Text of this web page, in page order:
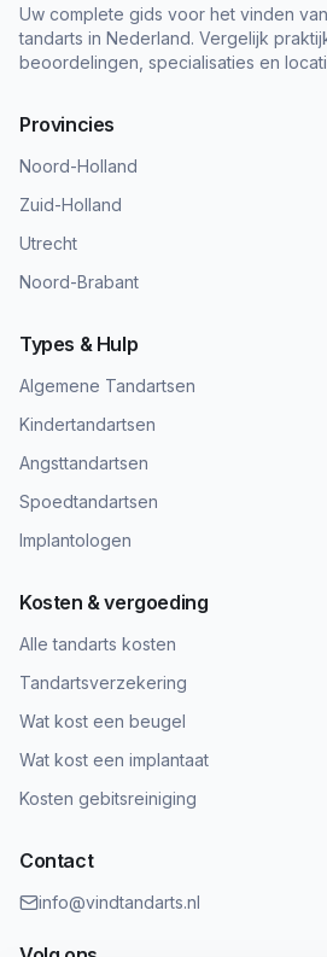
Uw complete gids voor het vinden
tandarts in Nederland. Vergelijk
beoordelingen, specialisaties en
Provincies
Noord-Holland
Zuid-Holland
Utrecht
Noord-Brabant
Types & Hulp
Algemene Tandartsen
Kindertandartsen
Angsttandartsen
Spoedtandartsen
Implantologen
Kosten & vergoeding
Alle tandarts kosten
Tandartsverzekering
Wat kost een beugel
Wat kost een implantaat
Kosten gebitsreiniging
Contact
info@vindtandarts.nl